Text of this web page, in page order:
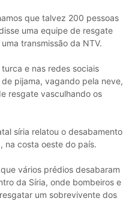
que talvez 200 pessoas
uma equipe de resgate
transmissão da NTV.
e nas redes sociais
pijama, vagando pela neve,
resgate vasculhando os
síria relatou o desabamento
na costa oeste do país.
vários prédios desabaram
da Síria, onde bombeiros e
um sobrevivente dos